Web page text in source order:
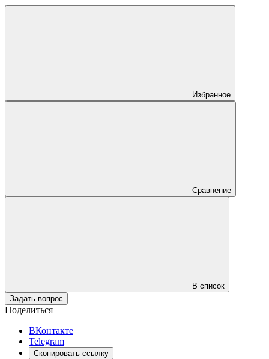
Избранное
Сравнение
В список
Задать вопрос
Поделиться
ВКонтакте
Telegram
Скопировать ссылку